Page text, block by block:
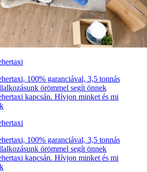
100% garanciával, 3,5 tonnás
örömmel segít önnek
kapcsán. Hívjon minket és mi
100% garanciával, 3,5 tonnás
örömmel segít önnek
kapcsán. Hívjon minket és mi